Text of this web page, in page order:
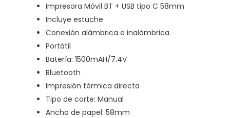
Impresora Móvil BT + USB tipo C 58mm
Incluye estuche
Conexión alámbrica e inalámbrica
Portátil
Batería: 1500mAH/7.4V
Bluetooth
Impresión térmica directa
Tipo de corte: Manual
Ancho de papel: 58mm